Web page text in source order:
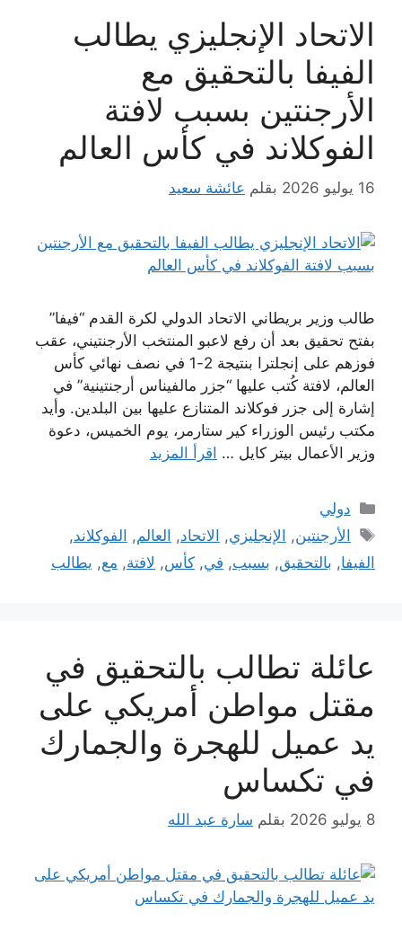
الاتحاد الإنجليزي يطالب
الفيفا بالتحقيق مع
الأرجنتين بسبب لافتة
الفوكلاند في كأس العالم
16 يوليو 2026 بقلم عائشة سعيد
طالب وزير بريطاني الاتحاد الدولي لكرة القدم “فيفا”
بفتح تحقيق بعد أن رفع لاعبو المنتخب الأرجنتيني، عقب
فوزهم على إنجلترا بنتيجة 2-1 في نصف نهائي كأس
العالم، لافتة كُتب عليها “جزر مالفيناس أرجنتينية” في
إشارة إلى جزر فوكلاند المتنازع عليها بين البلدين. وأيد
مكتب رئيس الوزراء كير ستارمر، يوم الخميس، دعوة
وزير الأعمال بيتر كايل … اقرأ المزيد
التصنيفات
دولي
الوسوم
الأرجنتين, الإنجليزي, الاتحاد, العالم, الفوكلاند,
الفيفا, بالتحقيق, بسبب, في, كأس, لافتة, مع, يطالب
عائلة تطالب بالتحقيق في
مقتل مواطن أمريكي على
يد عميل للهجرة والجمارك
في تكساس
8 يوليو 2026 بقلم سارة عبد الله